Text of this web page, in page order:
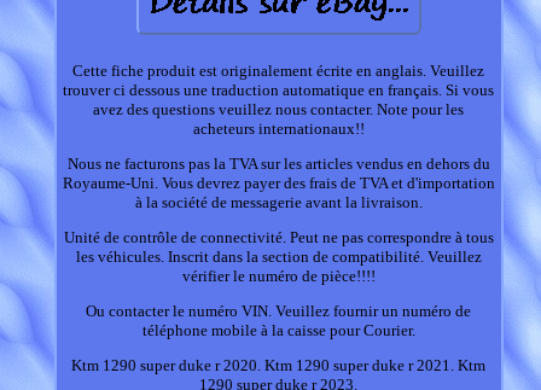
Cette fiche produit est originalement écrite en anglais. Veuillez
trouver ci dessous une traduction automatique en français. Si vous
avez des questions veuillez nous contacter. Note pour les
acheteurs internationaux!!
Nous ne facturons pas la TVA sur les articles vendus en dehors du
Royaume-Uni. Vous devrez payer des frais de TVA et d'importation
à la société de messagerie avant la livraison.
Unité de contrôle de connectivité. Peut ne pas correspondre à tous
les véhicules. Inscrit dans la section de compatibilité. Veuillez
vérifier le numéro de pièce!!!!
Ou contacter le numéro VIN. Veuillez fournir un numéro de
téléphone mobile à la caisse pour Courier.
Ktm 1290 super duke r 2020. Ktm 1290 super duke r 2021. Ktm
1290 super duke r 2023.